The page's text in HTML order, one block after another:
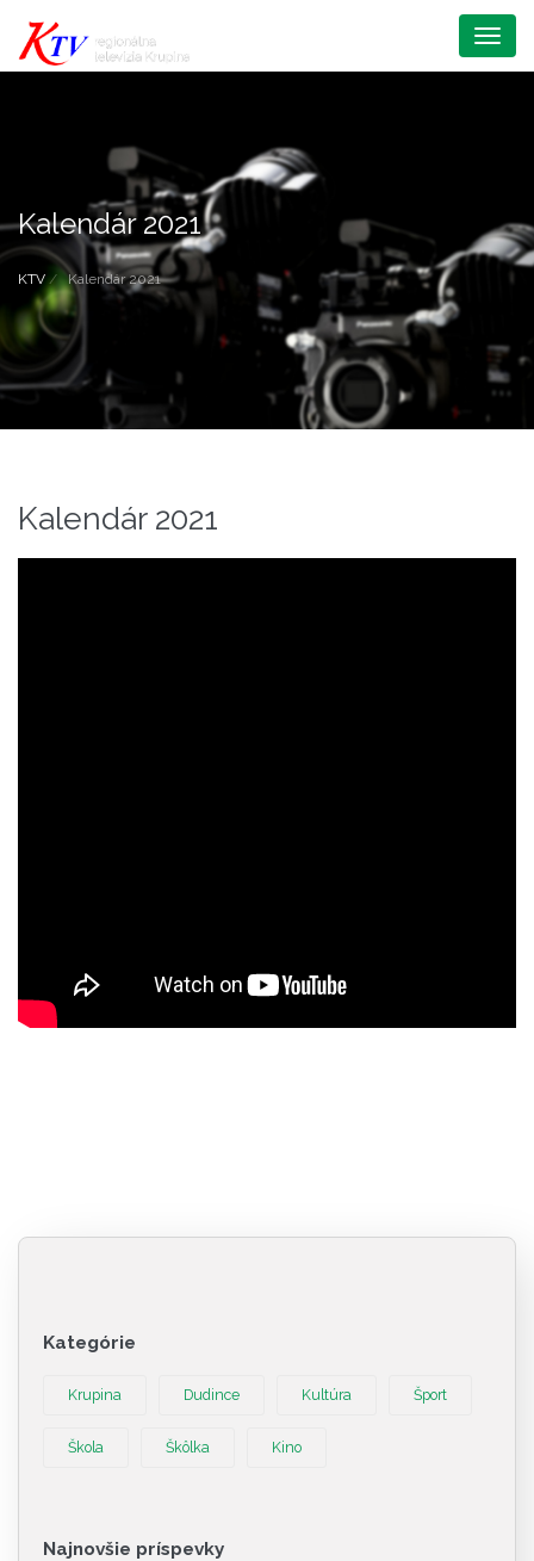
Menu
Kalendár 2021
KTV Kalendár 2021
Kalendár 2021
Kategórie
Krupina Dudince Kultúra Šport
Škola Škôlka Kino
Najnovšie príspevky